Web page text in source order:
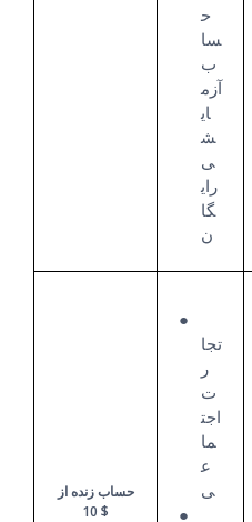
ح
سا
ب
آزم
ای
ش
ی
رای
گا
ن
تجا
ر
ت
اجت
ما
ع
ی
حساب زنده از
$ 10